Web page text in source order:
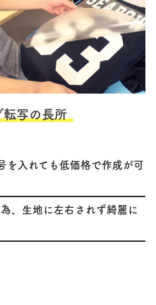
転写の長所
を入れても低価格で作成が可
、生地に左右されず綺麗に